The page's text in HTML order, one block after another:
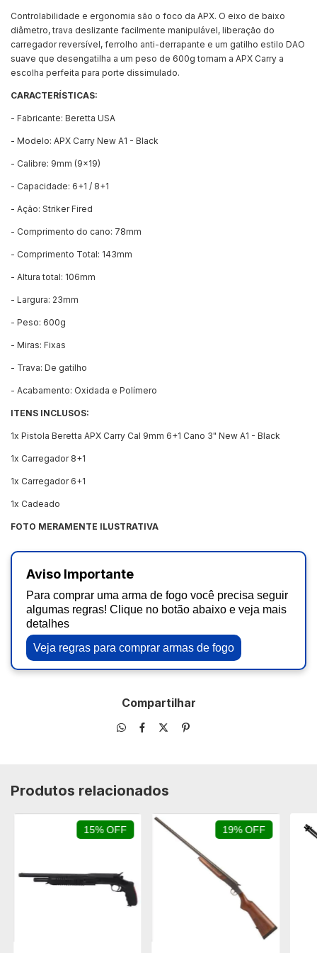
Controlabilidade e ergonomia são o foco da APX. O eixo de baixo
diâmetro, trava deslizante facilmente manipulável, liberação do
carregador reversível, ferrolho anti-derrapante e um gatilho estilo DAO
suave que desengatilha a um peso de 600g tornam a APX Carry a
escolha perfeita para porte dissimulado.
CARACTERÍSTICAS:
- Fabricante: Beretta USA
- Modelo: APX Carry New A1 - Black
- Calibre: 9mm (9x19)
- Capacidade: 6+1 / 8+1
- Ação: Striker Fired
- Comprimento do cano: 78mm
- Comprimento Total: 143mm
- Altura total: 106mm
- Largura: 23mm
- Peso: 600g
- Miras: Fixas
- Trava: De gatilho
- Acabamento: Oxidada e Polímero
ITENS INCLUSOS:
1x Pistola Beretta APX Carry Cal 9mm 6+1 Cano 3" New A1 - Black
1x Carregador 8+1
1x Carregador 6+1
1x Cadeado
FOTO MERAMENTE ILUSTRATIVA
Aviso Importante
Para comprar uma arma de fogo você precisa seguir
algumas regras! Clique no botão abaixo e veja mais
detalhes
Veja regras para comprar armas de fogo
Compartilhar
Produtos relacionados
15% OFF 19% OFF